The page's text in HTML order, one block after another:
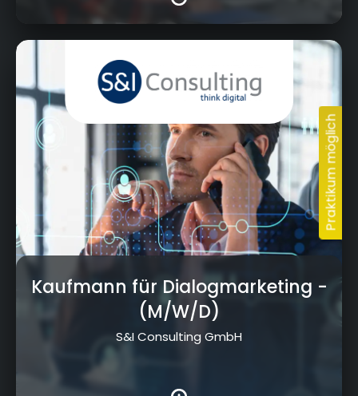
Kressenstein 26, 95326 Kulmbach
Kaufmann für Dialogmarketing -
(M/W/D)
S&I Consulting GmbH